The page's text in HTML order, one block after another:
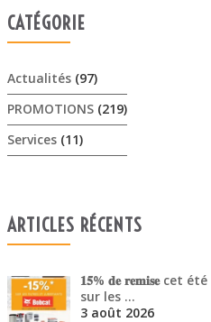
CATÉGORIE
Actualités (97)
PROMOTIONS (219)
Services (11)
ARTICLES RÉCENTS
𝟏𝟓% 𝐝𝐞 𝐫𝐞𝐦𝐢𝐬𝐞 cet été
sur les …
3 août 2026